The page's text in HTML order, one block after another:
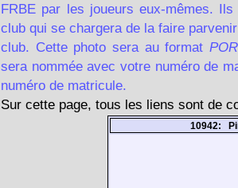
FRBE par les joueurs eux-mêmes.
club qui se chargera de la faire
club. Cette photo sera au format
sera nommée avec votre numéro de
numéro de matricule.
Sur cette page, tous les liens sont de
10942: